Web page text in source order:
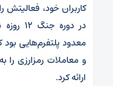
کاربران خود،
در
معدود پلتفرم‌هایی
و معاملات رمزارزی را
ارائه کرد.